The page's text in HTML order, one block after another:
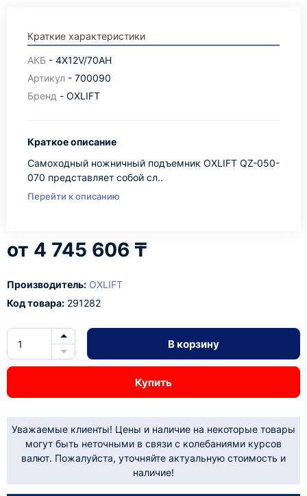
Краткие характеристики
АКБ - 4X12V/70AH
Артикул - 700090
Бренд - OXLIFT
Краткое описание
Самоходный ножничный подъемник OXLIFT QZ-050-
070 представляет собой сл..
Перейти к описанию
4 745 606 ₸
Производитель: OXLIFT
Код товара: 291282
В корзину
Купить
Уважаемые клиенты! Цены и наличие на некоторые товары
могут быть неточными в связи с колебаниями курсов
валют. Пожалуйста, уточняйте актуальную стоимость и
наличие!